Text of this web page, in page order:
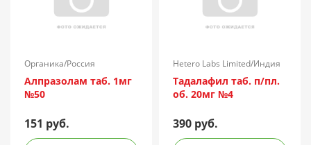
Органика/Россия
Алпразолам таб. 1мг
№50
151 руб.
Hetero Labs Limited/Индия
Тадалафил таб. п/пл.
об. 20мг №4
390 руб.